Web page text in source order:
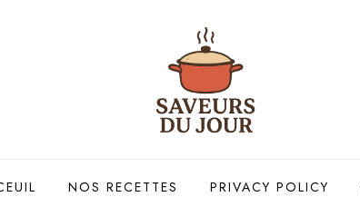
NOS RECETTES PRIVACY POLICY